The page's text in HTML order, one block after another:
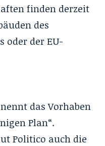
finden derzeit
des
oder der EU-
das Vorhaben
Plan“.
Politico auch die